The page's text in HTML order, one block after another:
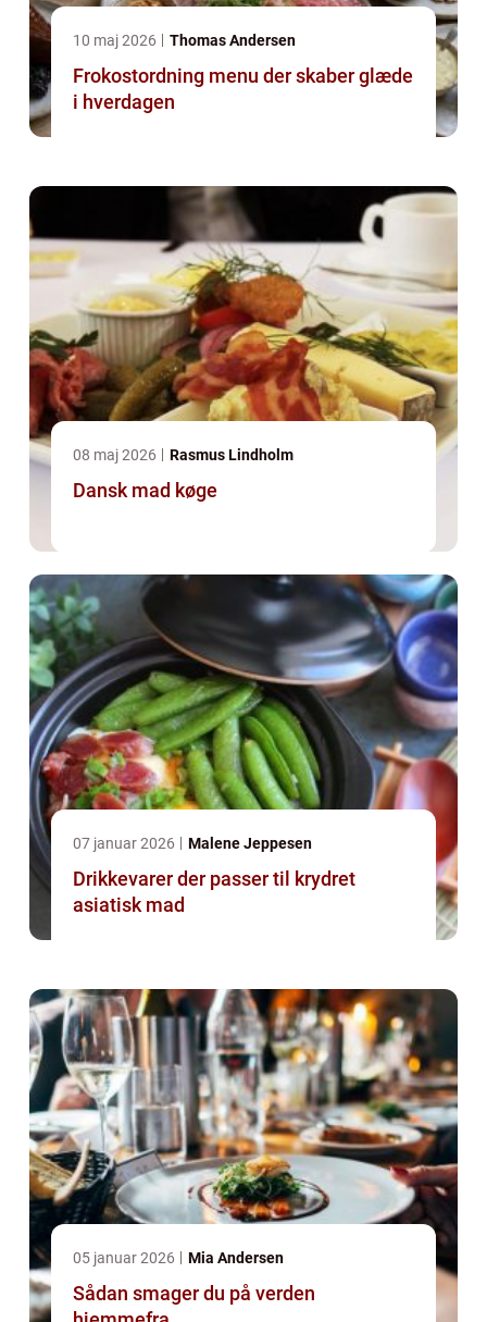
10 maj 2026 Thomas Andersen
Frokostordning menu der skaber glæde
i hverdagen
08 maj 2026 Rasmus Lindholm
Dansk mad køge
07 januar 2026 Malene Jeppesen
Drikkevarer der passer til krydret
asiatisk mad
05 januar 2026 Mia Andersen
Sådan smager du på verden